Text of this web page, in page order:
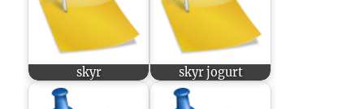
skyr skyr jogurt